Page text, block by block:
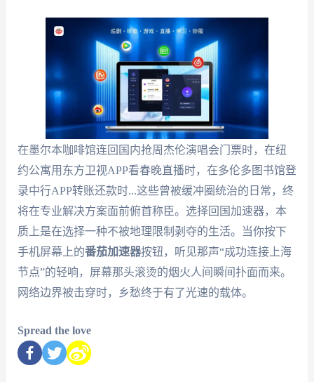
在墨尔本咖啡馆连回国内抢周杰伦演唱会门票时，在纽
约公寓用东方卫视APP看春晚直播时，在多伦多图书馆登
录中行APP转账还款时...这些曾被缓冲圈统治的日常，终
将在专业解决方案面前俯首称臣。选择回国加速器，本
质上是在选择一种不被地理限制剥夺的生活。当你按下
手机屏幕上的番茄加速器按钮，听见那声“成功连接上海
节点”的轻响，屏幕那头滚烫的烟火人间瞬间扑面而来。
网络边界被击穿时，乡愁终于有了光速的载体。
Spread the love